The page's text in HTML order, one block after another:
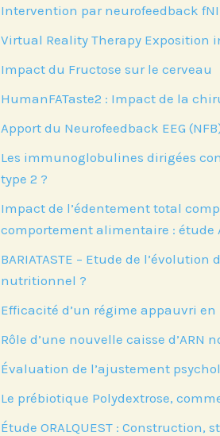
Intervention par neurofeedback
Virtual Reality Therapy Exposition
Impact du Fructose sur le cerveau
HumanFATaste2 : Impact de la
Apport du Neurofeedback EEG
Les immunoglobulines dirigées
type 2 ?
Impact de l’édentement total
comportement alimentaire : étude
BARIATASTE – Etude de
nutritionnel ?
Efficacité d’un régime appauvri
Rôle d’une nouvelle caisse
Évaluation de l’ajustement
Le prébiotique Polydextrose,
Étude ORALQUEST :
nos actualités,
Abonnez-